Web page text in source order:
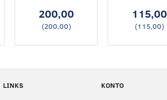
200,00
(200,00)
115,00
(115,00)
LINKS KONTO